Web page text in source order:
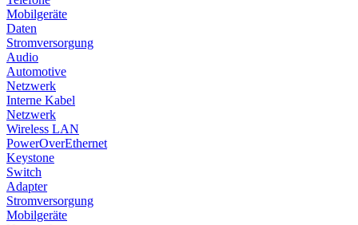
Mobilgeräte
Daten
Stromversorgung
Audio
Automotive
Netzwerk
Interne Kabel
Netzwerk
Wireless LAN
PowerOverEthernet
Keystone
Switch
Adapter
Stromversorgung
Mobilgeräte